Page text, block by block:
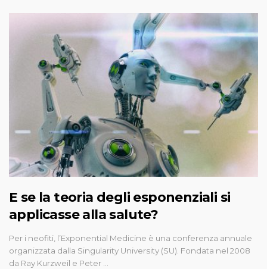
E se la teoria degli esponenziali si
applicasse alla salute?
Per i neofiti, l’Exponential Medicine è una conferenza annuale
organizzata dalla Singularity University (SU). Fondata nel 2008
da Ray Kurzweil e Peter …